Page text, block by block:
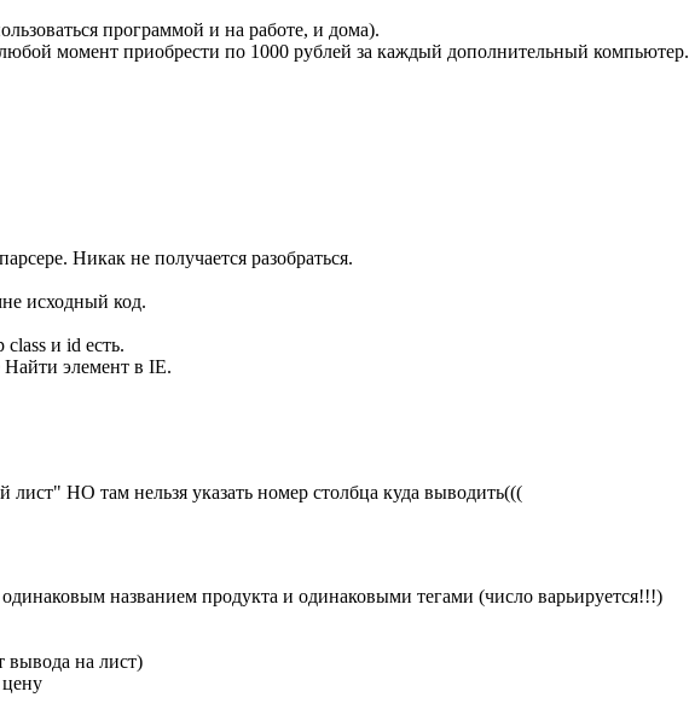
программой и на работе, и дома).
момент приобрести по 1000 рублей за каждый дополнительный компьютер.
Никак не получается разобраться.
исходный код.
и id есть.
Найти элемент в IE.
НО там нельзя указать номер столбца куда выводить(((
названием продукта и одинаковыми тегами (число варьируется!!!)
вывода на лист)